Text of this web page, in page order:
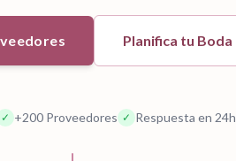
Planifica tu Boda
✓ +200 Proveedores ✓ Respuesta en 24h